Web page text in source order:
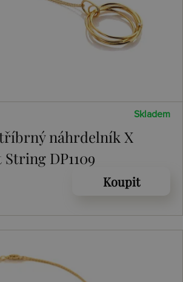
Skladem
náhrdelník X
DP1109
Koupit